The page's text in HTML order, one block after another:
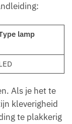
lamp
Als je het te
kleverigheid
te plakkerig